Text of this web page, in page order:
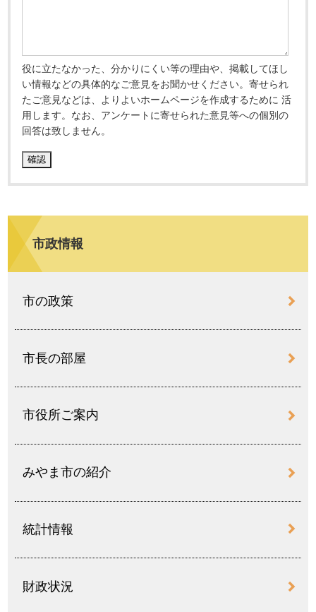
役に立たなかった、分かりにくい等の理由や、掲載してほし
い情報などの具体的なご意見をお聞かせください。寄せられ
たご意見などは、よりよいホームページを作成するために 活
用します。なお、アンケートに寄せられた意見等への個別の
回答は致しません。
市政情報
市の政策
市長の部屋
市役所ご案内
みやま市の紹介
統計情報
財政状況